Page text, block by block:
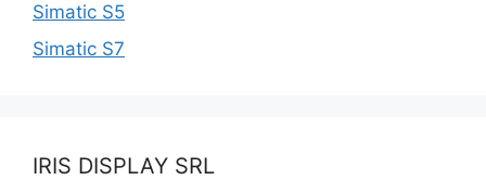
Simatic S5
Simatic S7
IRIS DISPLAY SRL